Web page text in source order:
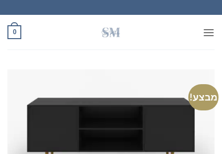
to
content
0
מבצע!